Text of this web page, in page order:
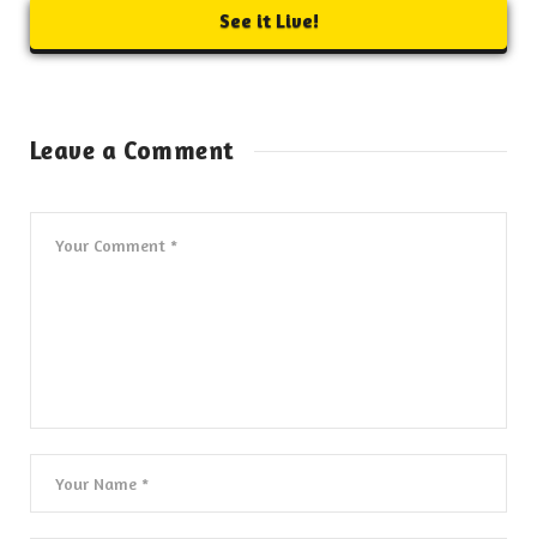
See it Live!
Leave a Comment